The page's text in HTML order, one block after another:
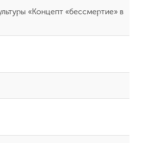
«Концепт «бессмертие» в